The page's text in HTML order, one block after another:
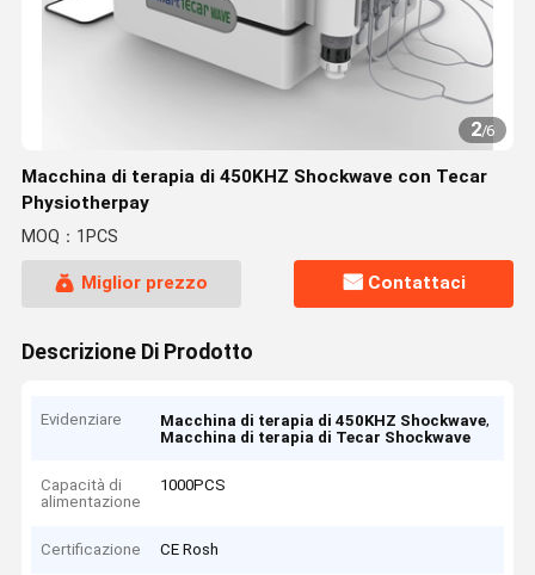
2/6
Macchina di terapia di 450KHZ Shockwave con Tecar
Physiotherpay
MOQ：1PCS
Miglior prezzo Contattaci
Descrizione Di Prodotto
Evidenziare Macchina di terapia di 450KHZ Shockwave,
Macchina di terapia di Tecar Shockwave
Capacità di
alimentazione
1000PCS
Certificazione CE Rosh